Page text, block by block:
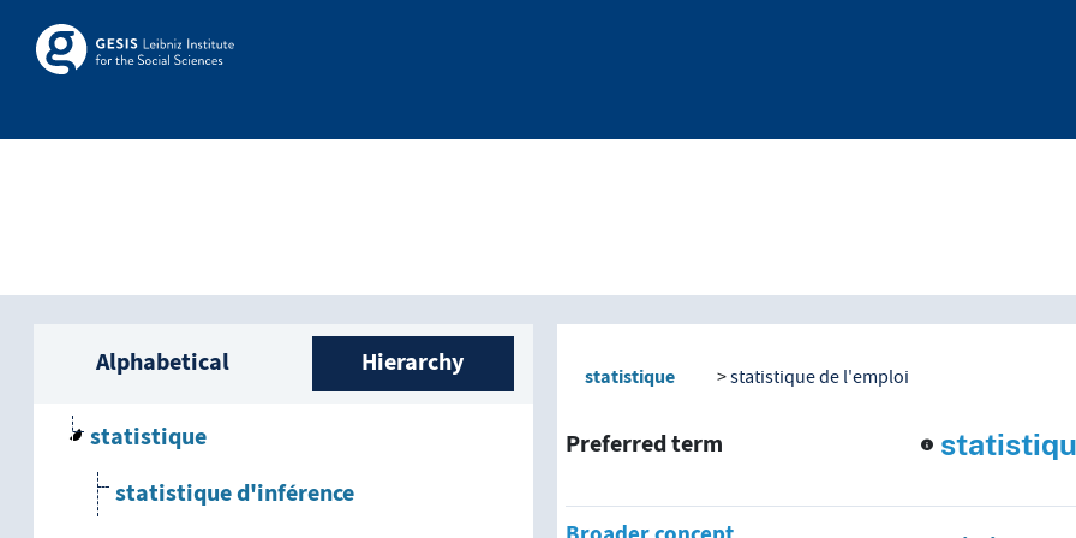
Skip to main
Skosmos
Sidebar listing: list and traverse vocabulary
Alphabetical Hierarchy
statistique
statistique d'inférence
statistique statistique de l'emploi
Preferred term